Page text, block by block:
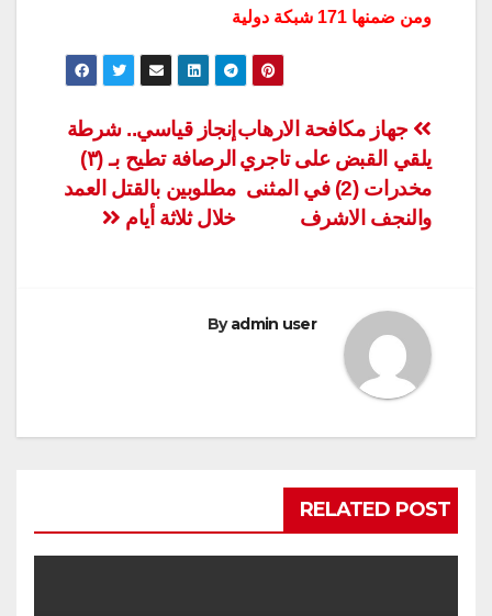
ومن ضمنها 171 شبكة دولية
تصفّح
المقالات
إنجاز قياسي.. شرطة
الرصافة تطيح بـ (٣)
مطلوبين بالقتل العمد
خلال ثلاثة أيام
جهاز مكافحة الارهاب
يلقي القبض على تاجري
مخدرات (2) في المثنى
والنجف الاشرف
Byadmin user
RELATED POST